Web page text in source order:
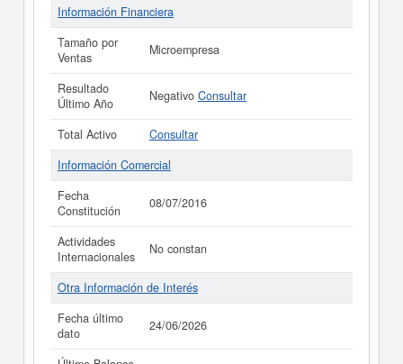
Información Financiera
Tamaño por
Ventas
Microempresa
Resultado
Último Año
Negativo Consultar
Total Activo
Consultar
Información Comercial
Fecha
Constitución
08/07/2016
Actividades
Internacionales
No constan
Otra Información de Interés
Fecha último
dato
24/06/2026